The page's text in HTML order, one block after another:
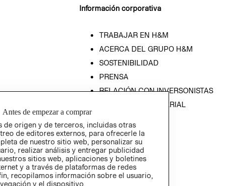
Información corporativa
TRABAJAR EN H&M
ACERCA DEL GRUPO H&M
SOSTENIBILIDAD
PRENSA
RELACIÓN CON INVERSONISTAS
POLÍTICA EMPRESARIAL
Antes de empezar a comprar
de origen y de terceros, incluidas otras
de editores externos, para ofrecerle la
de nuestro sitio web, personalizar su
realizar análisis y entregar publicidad
sitios web, aplicaciones y boletines
y a través de plataformas de redes
recopilamos información sobre el usuario,
y el dispositivo.